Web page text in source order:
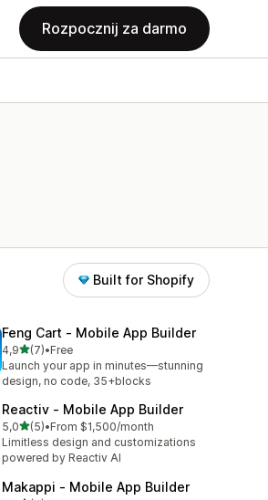
Rozpocznij za darmo
Built for Shopify
Feng Cart ‑ Mobile App Builder
4,9na 5 gwiazdek
(7)
Łączna liczba recenzji: 7
•Free
Launch your app in minutes—stunning
design, no code, 35+blocks
Reactiv ‑ Mobile App Builder
5,0na 5 gwiazdek
(5)
Łączna liczba recenzji: 5
•From $1,500/month
Limitless design and customizations
powered by Reactiv AI
Makappi ‑ Mobile App Builder